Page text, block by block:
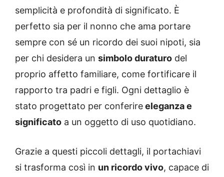
semplicità e profondità di significato. È
perfetto sia per il nonno che ama portare
sempre con sé un ricordo dei suoi nipoti, sia
per chi desidera un simbolo duraturo del
proprio affetto familiare, come fortificare il
rapporto tra padri e figli. Ogni dettaglio è
stato progettato per conferireeleganza e
significato a un oggetto di uso quotidiano.
Grazie a questi piccoli dettagli, il portachiavi
si trasforma così in un ricordo vivo, capace di